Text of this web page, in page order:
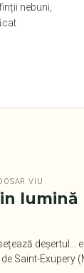
nebuni,
VIU
lumină
deșertul…
Saint-Exupery